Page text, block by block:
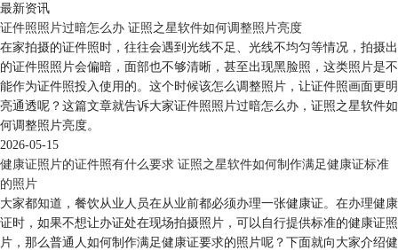
最新资讯
证件照照片过暗怎么办 证照之星软件如何调整照片亮度
在家拍摄的证件照时，往往会遇到光线不足、光线不均匀等情况，拍摄出
的证件照照片会偏暗，面部也不够清晰，甚至出现黑脸照，这类照片是不
能作为证件照投入使用的。这个时候该怎么调整照片，让证件照画面更明
亮通透呢？这篇文章就告诉大家证件照照片过暗怎么办，证照之星软件如
何调整照片亮度。
2026-05-15
健康证照片的证件照有什么要求 证照之星软件如何制作满足健康证标准
的照片
大家都知道，餐饮从业人员在从业前都必须办理一张健康证。在办理健康
证时，如果不想让办证处在现场拍摄照片，可以自行提供标准的健康证照
片，那么普通人如何制作满足健康证要求的照片呢？下面就向大家介绍健